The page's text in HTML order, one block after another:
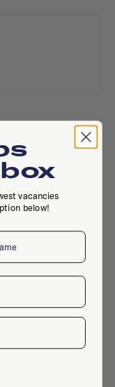
Place a job
vacancies
below!